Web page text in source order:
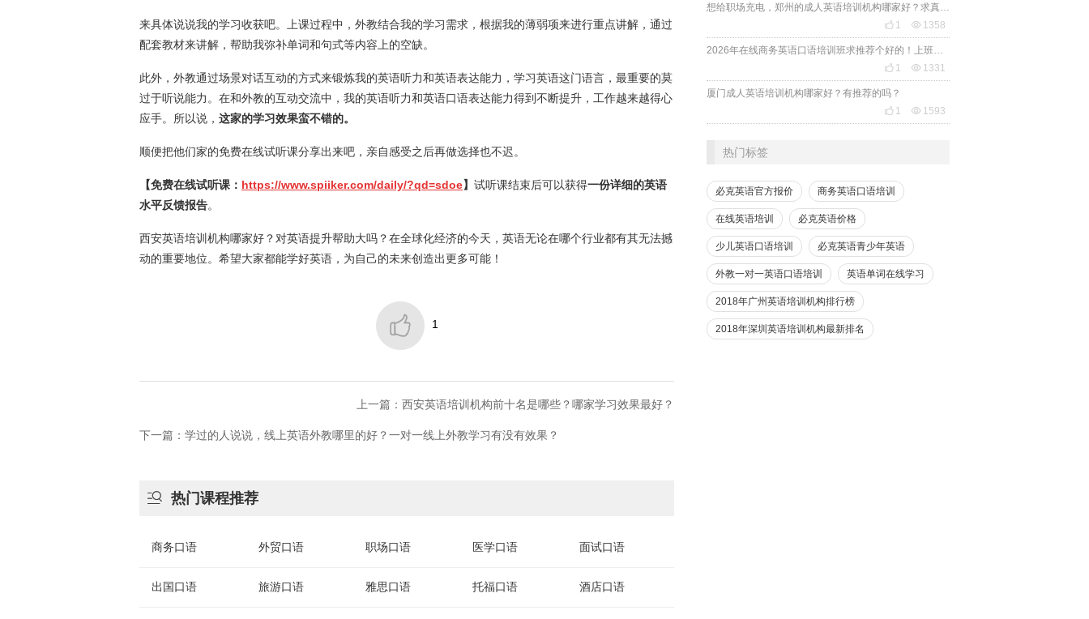
来具体说说我的学习收获吧。上课过程中，外教结合我的学习需求，根据我的薄弱项来进行重点讲解，通过
配套教材来讲解，帮助我弥补单词和句式等内容上的空缺。
此外，外教通过场景对话互动的方式来锻炼我的英语听力和英语表达能力，学习英语这门语言，最重要的莫
过于听说能力。在和外教的互动交流中，我的英语听力和英语口语表达能力得到不断提升，工作越来越得心
应手。所以说， 这家的学习效果蛮不错的。
顺便把他们家的免费在线试听课分享出来吧，亲自感受之后再做选择也不迟。
【免费在线试听课： https://www.spiiker.com/daily/?qd=sdoe】 试听课结束后可以获得一份详细的英语
水平反馈报告。
西安英语培训机构哪家好？对英语提升帮助大吗？在全球化经济的今天，英语无论在哪个行业都有其无法撼
动的重要地位。希望大家都能学好英语，为自己的未来创造出更多可能！
 1
上一篇：西安英语培训机构前十名是哪些？哪家学习效果最好？
下一篇：学过的人说说，线上英语外教哪里的好？一对一线上外教学习有没有效果？
 热门课程推荐
商务口语 外贸口语 职场口语 医学口语 面试口语
出国口语 旅游口语 雅思口语 托福口语 酒店口语
 1  1358
 1  1331
厦门成人英语培训机构哪家好？有推荐的吗？
 1  1593
热门标签
必克英语官方报价 商务英语口语培训
在线英语培训 必克英语价格
少儿英语口语培训 必克英语青少年英语
外教一对一英语口语培训 英语单词在线学习
2018年广州英语培训机构排行榜
2018年深圳英语培训机构最新排名